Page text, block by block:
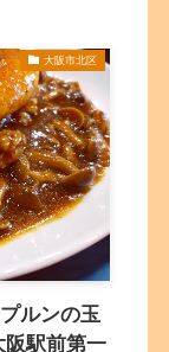
大阪市北区
ルンの玉
駅前第一